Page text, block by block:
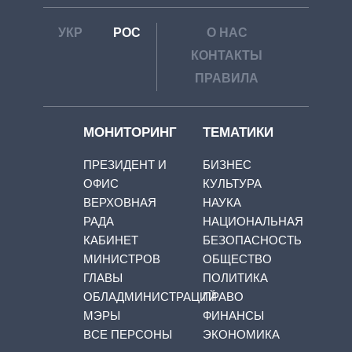
УКР РОС
О НАС
КОНТАКТЫ
ПРАВИЛА
МОНИТОРИНГ
ПРЕЗИДЕНТ И
ОФИС
ВЕРХОВНАЯ
РАДА
КАБИНЕТ
МИНИСТРОВ
ГЛАВЫ
ОБЛАДМИНИСТРАЦИЙ
МЭРЫ
ВСЕ ПЕРСОНЫ
ТЕМАТИКИ
БИЗНЕС
КУЛЬТУРА
НАУКА
НАЦИОНАЛЬНАЯ
БЕЗОПАСНОСТЬ
ОБЩЕСТВО
ПОЛИТИКА
ПРАВО
ФИНАНСЫ
ЭКОНОМИКА